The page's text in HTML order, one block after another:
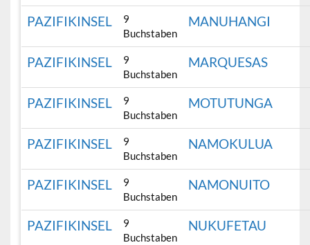
PAZIFIKINSEL
9
Buchstaben
MANUHANGI
PAZIFIKINSEL
9
Buchstaben
MARQUESAS
PAZIFIKINSEL
9
Buchstaben
MOTUTUNGA
PAZIFIKINSEL
9
Buchstaben
NAMOKULUA
PAZIFIKINSEL
9
Buchstaben
NAMONUITO
PAZIFIKINSEL
9
Buchstaben
NUKUFETAU